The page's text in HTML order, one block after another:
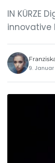
IN KÜRZE
innovative
9.